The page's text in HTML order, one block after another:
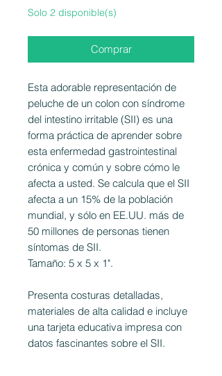
Solo 2 disponible(s)
Comprar
Esta adorable representación de
peluche de un colon con síndrome
del intestino irritable (SII) es una
forma práctica de aprender sobre
esta enfermedad gastrointestinal
crónica y común y sobre cómo le
afecta a usted. Se calcula que el SII
afecta a un 15% de la población
mundial, y sólo en EE.UU. más de
50 millones de personas tienen
síntomas de SII.
Tamaño: 5 x 5 x 1".
Presenta costuras detalladas,
materiales de alta calidad e incluye
una tarjeta educativa impresa con
datos fascinantes sobre el SII.